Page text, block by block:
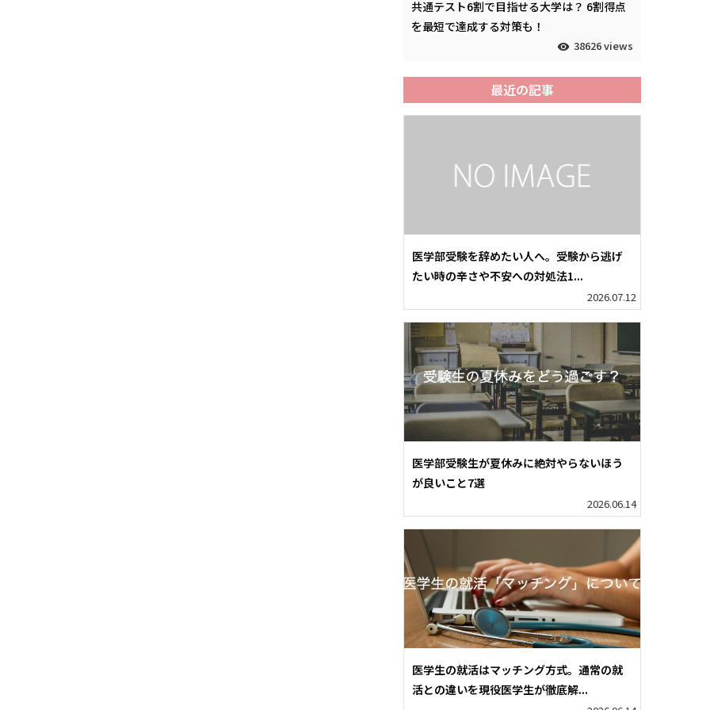
共通テスト6割で目指せる大学は？ 6割得点
を最短で達成する対策も！
38626 views
最近の記事
医学部受験を辞めたい人へ。受験から逃げ
たい時の辛さや不安への対処法1...
2026.07.12
医学部受験生が夏休みに絶対やらないほう
が良いこと7選
2026.06.14
医学生の就活はマッチング方式。通常の就
活との違いを現役医学生が徹底解...